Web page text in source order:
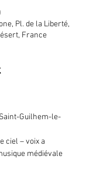
Pl. de la Liberté,
France
médiévale